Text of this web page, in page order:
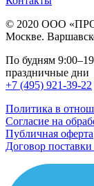
© 2020 ООО
Москве.
По будням
праздничные дни
+7 (495) 921-39-22
Политика в
Согласие на
Публичная оферта
Договор поставки